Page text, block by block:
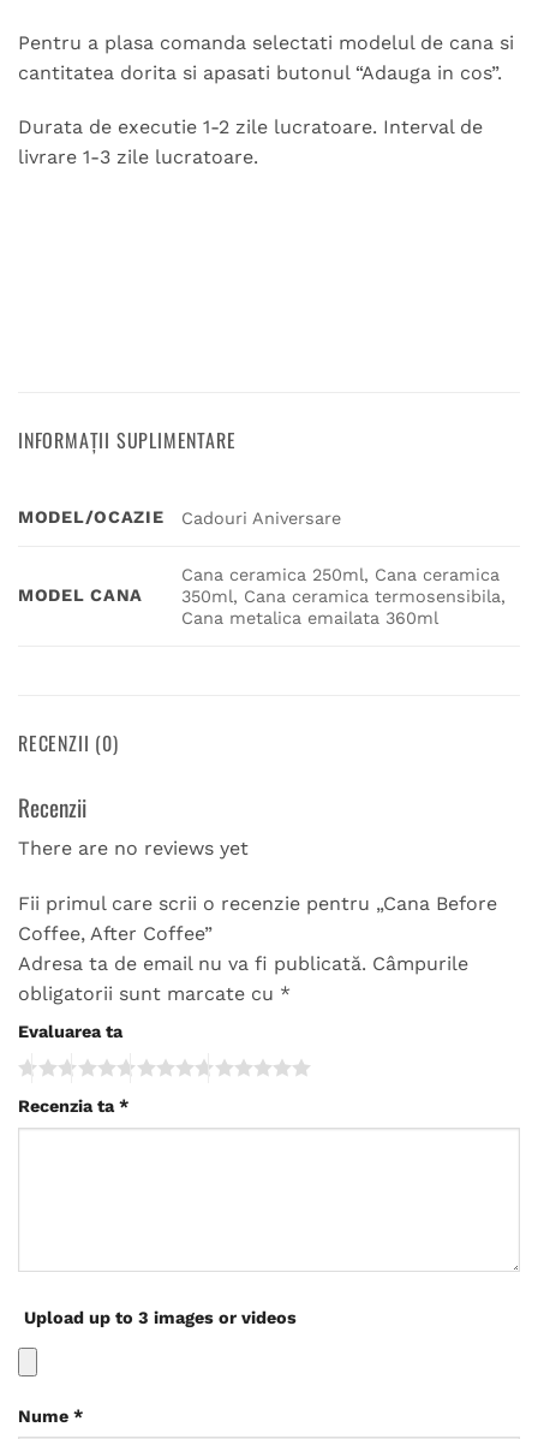
Pentru a plasa comanda selectati modelul de cana si
cantitatea dorita si apasati butonul “Adauga in cos”.
Durata de executie 1-2 zile lucratoare. Interval de
livrare 1-3 zile lucratoare.
INFORMAȚII SUPLIMENTARE
MODEL/OCAZIE Cadouri Aniversare
MODEL CANA
Cana ceramica 250ml, Cana ceramica
350ml, Cana ceramica termosensibila,
Cana metalica emailata 360ml
RECENZII (0)
Recenzii
There are no reviews yet
Fii primul care scrii o recenzie pentru „Cana Before
Coffee, After Coffee”
Adresa ta de email nu va fi publicată. Câmpurile
obligatorii sunt marcate cu *
Evaluarea ta
Recenzia ta *
Upload up to 3 images or videos
Nume *